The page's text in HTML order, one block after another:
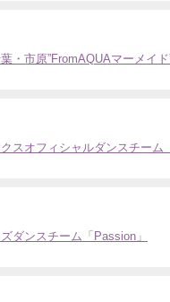
・市原”FromAQUAマーメイド
スオフィシャルダンスチーム
ダンスチーム「Passion」